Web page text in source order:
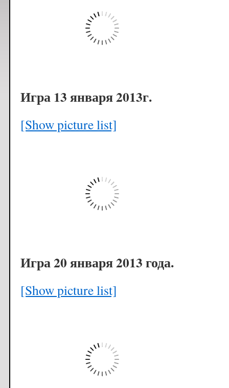
Игра 13 января 2013г.
[Show picture list]
Игра 20 января 2013 года.
[Show picture list]